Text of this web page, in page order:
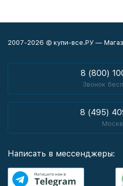
2007-2026 © купи-все.РУ —
8 (800)
Звонок
8 (495)
Написать в мессенджеры: